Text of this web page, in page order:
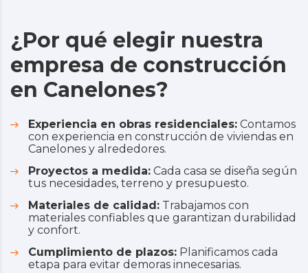
¿Por qué elegir nuestra
empresa de construcción
en Canelones?
Experiencia en obras residenciales: Contamos
con experiencia en construcción de viviendas en
Canelones y alrededores.
Proyectos a medida: Cada casa se diseña según
tus necesidades, terreno y presupuesto.
Materiales de calidad: Trabajamos con
materiales confiables que garantizan durabilidad
y confort.
Cumplimiento de plazos: Planificamos cada
etapa para evitar demoras innecesarias.